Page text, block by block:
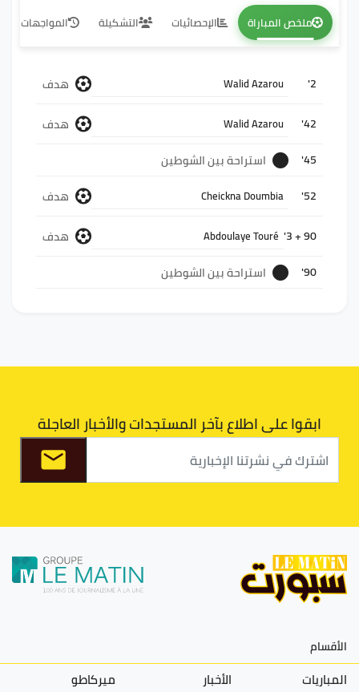
ملخص المباراة الإحصائيات التشكيلة المواجهات
2'
Walid Azarou هدف
42'
Walid Azarou هدف
45' استراحة بين الشوطين
52'
Cheickna Doumbia هدف
90 + 3'
Abdoulaye Touré هدف
90' استراحة بين الشوطين
ابقوا على اطلاع بآخر المستجدات والأخبار العاجلة
الأقسام
المباريات الأخبار
ميركاطو